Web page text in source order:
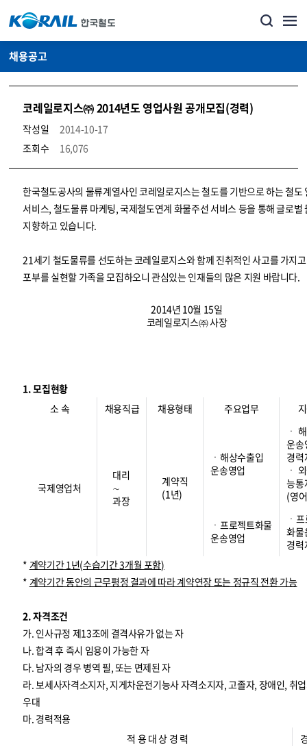
채용공고
코레일로지스㈜ 2014년도 영업사원 공개모집(경력)
작성일
2014-10-17
조회수
16,076
코레일소개_경영공시_채용공고 상세보기 – 내용, 파일, 담당자 연락처로 구성
한국철도공사의 물류계열사인 코레일로지스는 철도를 기반으로 하는 철도
서비스, 철도물류 마케팅, 국제철도연계 화물주선 서비스 등을 통해 글로벌
지향하고 있습니다.
21세기 철도물류를 선도하는 코레일로지스와 함께 진취적인 사고를 가지
포부를 실현할 가족을 모집하오니 관심있는 인재들의 많은 지원 바랍니다.
2014년 10월 15일
코레일로지스㈜ 사장
1. 모집현황
소 속
채용직급 채용형태 주요업무
국제영업처
대리
∼
과장
계약직
(1년)
ㆍ해상수출입
운송영업
ㆍ
운송
경력
ㆍ
능통
(영
ㆍ프로젝트화물
운송영업
ㆍ
화물
경력
* 계약기간1년(수습기간3개월 포함)
* 계약기간 동안의 근무평정 결과에 따라 계약연장 또는 정규직 전환 가능
2. 자격조건
가. 인사규정 제13조에 결격사유가 없는 자
나. 합격 후 즉시 임용이 가능한 자
다. 남자의 경우 병역 필, 또는 면제된 자
라. 보세사자격소지자, 지게차운전기능사 자격소지자, 고졸자, 장애인, 취
우대
마. 경력적용
적 용 대 상 경 력